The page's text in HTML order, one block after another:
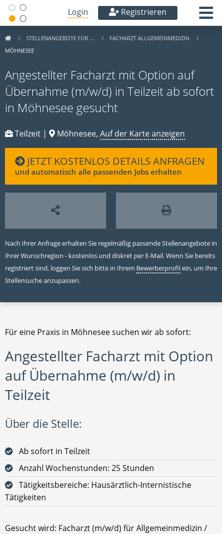
Login Registrieren
STELLENANGEBOTE FÜR …
FACHARZT ALLGEMEINMEDIZIN
MÖHNESEE
Angestellter Facharzt mit Option auf
Übernahme (m/w/d) in Teilzeit ab sofort
in Möhnesee gesucht
Teilzeit | Möhnesee, Auf der Karte anzeigen
JETZT KOSTENLOS DETAILS ANFRAGEN
und automatisch alle passenden Jobs erhalten
Nach Ihrer Anfrage erhalten Sie regelmäßig passende Stellenangebote in
Ihrer Wunschregion - kostenlos und diskret per E-Mail. Wenn Sie bereits
registriert sind, loggen Sie sich bitte in Ihrem Bewerberprofilein, um Ihre
Stellensuche anzupassen.
Für eine Praxis in Möhnesee suchen wir ab sofort:
Angestellter Facharzt mit Option
auf Übernahme (m/w/d) in
Teilzeit
Über die Stelle:
Ab sofort in Teilzeit
Anzahl Wochenstunden: 25 Stunden
Tätigkeitsbereiche: Hausärztlich-Internistische
Tätigkeiten
Gesucht wird: Facharzt (m/w/d) für Allgemeinmedizin /